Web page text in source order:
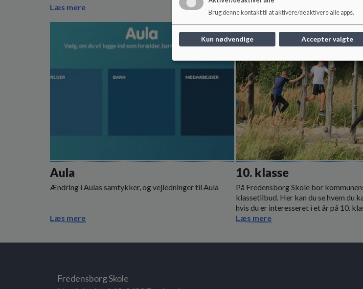
Læs mere
Aula
Ændring i Aulas samtykker, og vejledninger til Aula
Læs mere
10. klasse
På Fredensborg Skole bor
klassetilbud. Her kan du se hvem du
hvis du er interesseret i et år på 10.
Læs mere
Fredensborg Skole
Brug denne kontakt til at aktivere/deaktivere alle apps.
Kun nødvendige Accepter valgte